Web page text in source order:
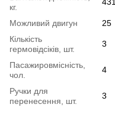
кг.
Можливий двигун
25
Кількість
гермовідсіків, шт.
3
Пасажировмісність,
чол.
4
Ручки для
перенесення, шт.
3